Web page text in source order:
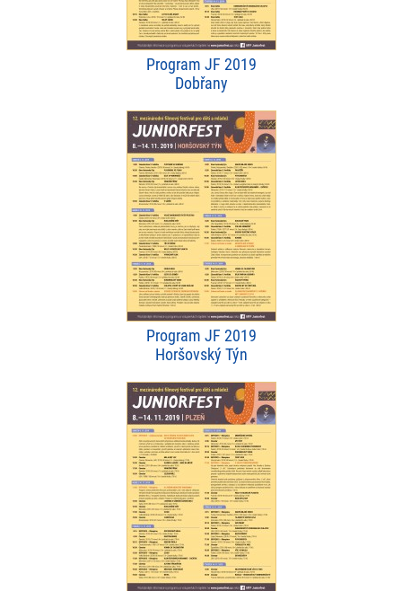
Program JF 2019
Dobřany
Program JF 2019
Horšovský Týn